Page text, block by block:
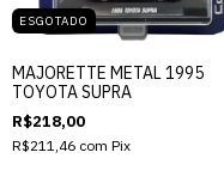
ESGOTADO
MAJORETTE METAL 1995
TOYOTA SUPRA
R$218,00
R$211,46 com Pix